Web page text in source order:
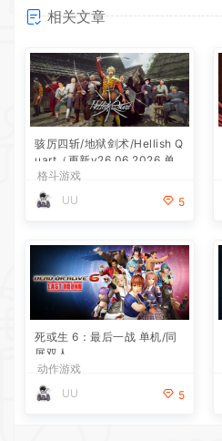
相关文章
骇厉四斩/地狱剑术/Hellish Q
uart（更新v26.06.2026 单
机/同屏双人）
格斗游戏
UU
5
死或生 6：最后一战 单机/同
屏双人
动作游戏
UU
5